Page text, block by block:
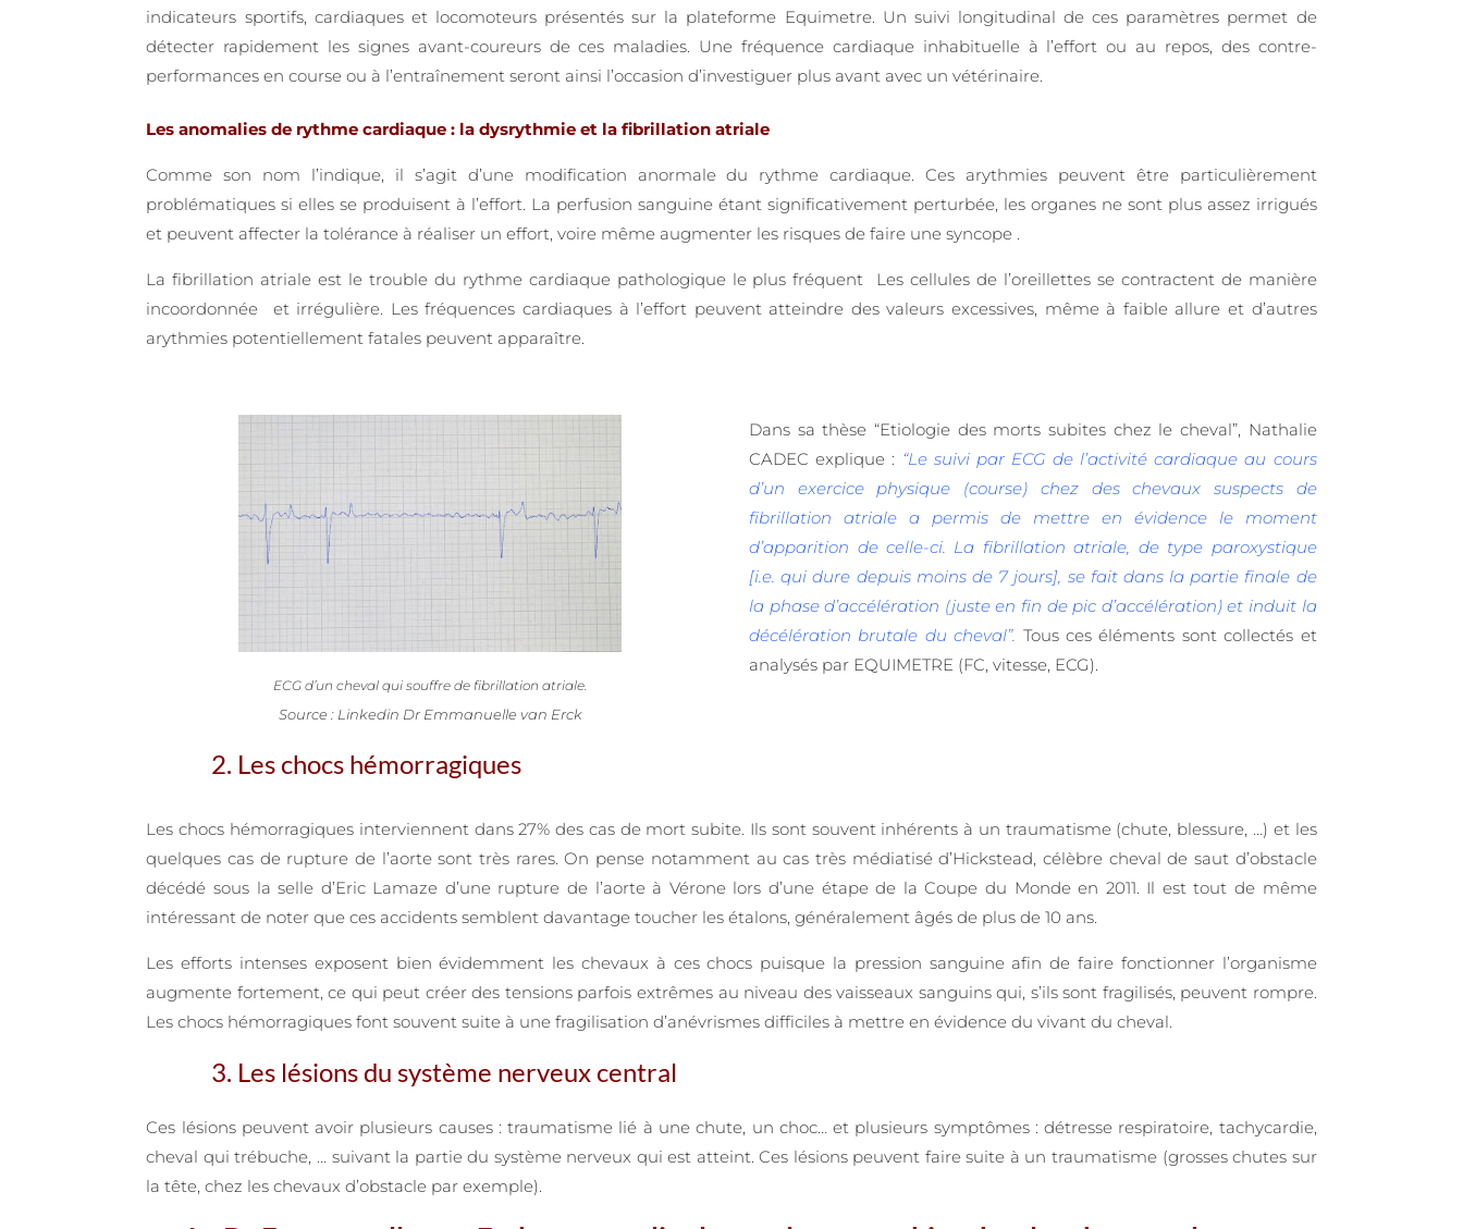
indicateurs sportifs, cardiaques et locomoteurs présentés sur la plateforme Equimetre. Un suivi longitudinal de ces paramètres permet de
détecter rapidement les signes avant-coureurs de ces maladies. Une fréquence cardiaque inhabituelle à l’effort ou au repos, des contre-
performances en course ou à l’entraînement seront ainsi l’occasion d’investiguer plus avant avec un vétérinaire.
Les anomalies de rythme cardiaque : la dysrythmie et la fibrillation atriale
Comme son nom l’indique, il s’agit d’une modification anormale du rythme cardiaque. Ces arythmies peuvent être particulièrement
problématiques si elles se produisent à l’effort. La perfusion sanguine étant significativement perturbée, les organes ne sont plus assez irrigués
et peuvent affecter la tolérance à réaliser un effort, voire même augmenter les risques de faire une syncope .
La fibrillation atriale est le trouble du rythme cardiaque pathologique le plus fréquent Les cellules de l’oreillettes se contractent de manière
incoordonnée et irrégulière. Les fréquences cardiaques à l’effort peuvent atteindre des valeurs excessives, même à faible allure et d’autres
arythmies potentiellement fatales peuvent apparaître.
ECG d’un cheval qui souffre de fibrillation atriale.
Source : Linkedin Dr Emmanuelle van Erck
Dans sa thèse “Etiologie des morts subites chez le cheval”, Nathalie
CADEC explique : “Le suivi par ECG de l’activité cardiaque au cours
d’un exercice physique (course) chez des chevaux suspects de
fibrillation atriale a permis de mettre en évidence le moment
d’apparition de celle-ci. La fibrillation atriale, de type paroxystique
[i.e. qui dure depuis moins de 7 jours], se fait dans la partie finale de
la phase d’accélération (juste en fin de pic d’accélération) et induit la
décélération brutale du cheval”. Tous ces éléments sont collectés et
analysés par EQUIMETRE (FC, vitesse, ECG).
2. Les chocs hémorragiques
Les chocs hémorragiques interviennent dans 27% des cas de mort subite. Ils sont souvent inhérents à un traumatisme (chute, blessure, …) et les
quelques cas de rupture de l’aorte sont très rares. On pense notamment au cas très médiatisé d’Hickstead, célèbre cheval de saut d’obstacle
décédé sous la selle d’Eric Lamaze d’une rupture de l’aorte à Vérone lors d’une étape de la Coupe du Monde en 2011. Il est tout de même
intéressant de noter que ces accidents semblent davantage toucher les étalons, généralement âgés de plus de 10 ans.
Les efforts intenses exposent bien évidemment les chevaux à ces chocs puisque la pression sanguine afin de faire fonctionner l’organisme
augmente fortement, ce qui peut créer des tensions parfois extrêmes au niveau des vaisseaux sanguins qui, s’ils sont fragilisés, peuvent rompre.
Les chocs hémorragiques font souvent suite à une fragilisation d’anévrismes difficiles à mettre en évidence du vivant du cheval.
3. Les lésions du système nerveux central
Ces lésions peuvent avoir plusieurs causes : traumatisme lié à une chute, un choc… et plusieurs symptômes : détresse respiratoire, tachycardie,
cheval qui trébuche, … suivant la partie du système nerveux qui est atteint. Ces lésions peuvent faire suite à un traumatisme (grosses chutes sur
la tête, chez les chevaux d’obstacle par exemple).